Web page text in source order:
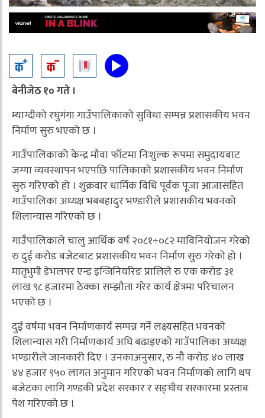
बेनीजेठ १० गते ।
म्याग्दीको रघुगंगा गाउँपालिकाको सुविधा सम्पन्न प्रशासकीय भवन
निर्माण सुरु भएको छ ।
गाउँपालिकाको केन्द्र मौवा फाँटमा निःशुल्क रूपमा समुदायबाट
जग्गा व्यवस्थापन भएपछि पालिकाको प्रशासकीय भवन निर्माण
सुरु गरिएको हो । शुक्रवार धार्मिक विधि पूर्वक पूजा आजासहित
गाउँपालिका अध्यक्ष भबबहादुर भण्डारीले प्रशासकीय भवनको
शिलान्यास गरिएको छ ।
गाउँपालिकाले चालु आर्थिक वर्ष २०८१÷०८२ माविनियोजन गरेको
रु दुई करोड बजेटबाट प्रशासकीय भवन निर्माण सुरु गरेको हो ।
मातृभुमी डेभलपर एन्ड इन्जिनियरिङ प्रालिले रु एक करोड ३१
लाख ९८ हजारमा ठेक्का सम्झौता गरेर कार्य क्षेत्रमा परिचालन
भएको छ ।
दुई वर्षमा भवन निर्माणकार्य सम्पन्न गर्ने लक्ष्यसहित भवनको
शिलान्यास गरी निर्माणकार्य अघि बढाइएको गाउँपालिका अध्यक्ष
भण्डारीले जानकारी दिए । उनकाअनुसार, रु नौ करोड ४० लाख
४४ हजार ९५० लागत अनुमान गरिएको भवन निर्माणको लागि थप
बजेटका लागि गण्डकी प्रदेश सरकार र सङ्घीय सरकारमा प्रस्ताब
पेश गरिएको छ ।